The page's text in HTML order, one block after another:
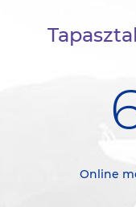
Online